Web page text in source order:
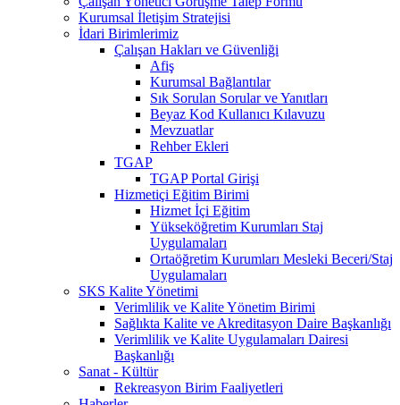
Kurumsal İletişim Stratejisi
İdari Birimlerimiz
Çalışan Hakları ve Güvenliği
Afiş
Kurumsal Bağlantılar
Sık Sorulan Sorular ve Yanıtları
Beyaz Kod Kullanıcı Kılavuzu
Mevzuatlar
Rehber Ekleri
TGAP
TGAP Portal Girişi
Hizmetiçi Eğitim Birimi
Hizmet İçi Eğitim
Yükseköğretim Kurumları Staj
Uygulamaları
Ortaöğretim Kurumları Mesleki Beceri/Staj
Uygulamaları
SKS Kalite Yönetimi
Verimlilik ve Kalite Yönetim Birimi
Sağlıkta Kalite ve Akreditasyon Daire Başkanlığı
Verimlilik ve Kalite Uygulamaları Dairesi
Başkanlığı
Sanat - Kültür
Rekreasyon Birim Faaliyetleri